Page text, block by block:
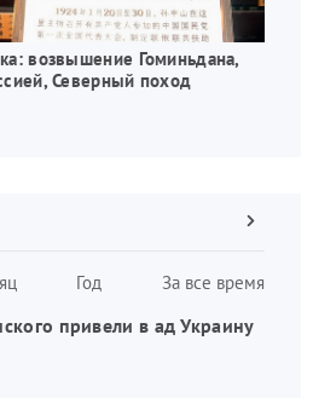
возвышение Гоминьдана,
Северный поход
Год За все время
Следующая
привели в ад Украину